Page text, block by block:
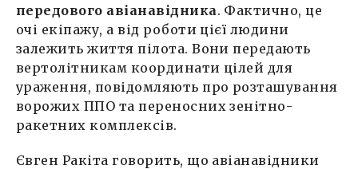
передового авіанавідника. Фактично, це
очі екіпажу, а від роботи цієї людини
залежить життя пілота. Вони передають
вертолітникам координати цілей для
ураження, повідомляють про розташування
ворожих ППО та переносних зенітно-
ракетних комплексів.
Євген Ракіта говорить, що авіанавідники